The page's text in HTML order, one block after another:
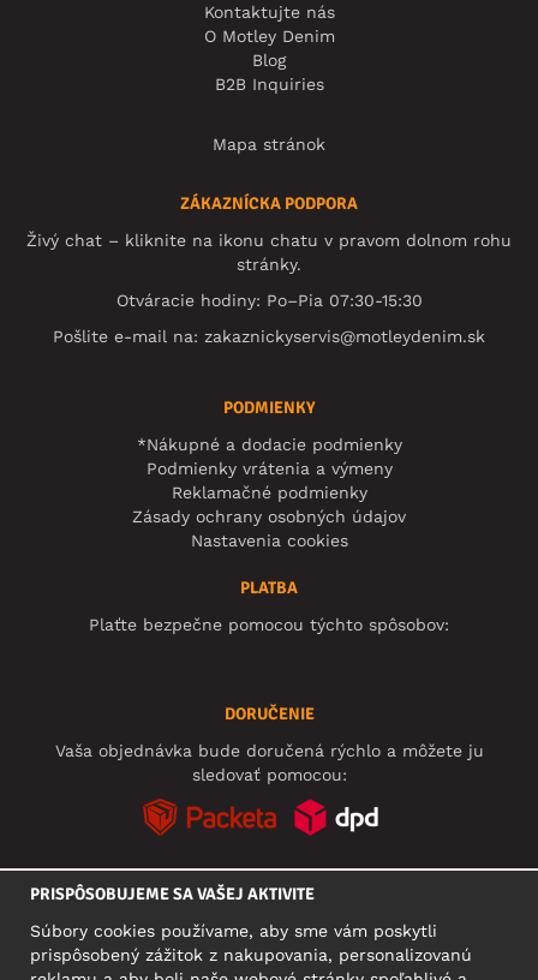
Kontaktujte nás
O Motley Denim
Blog
B2B Inquiries
Mapa stránok
ZÁKAZNÍCKA PODPORA
Živý chat – kliknite na ikonu chatu v pravom dolnom rohu
stránky.
Otváracie hodiny: Po–Pia 07:30-15:30
Pošlite e-mail na: zakaznickyservis@motleydenim.sk
PODMIENKY
*Nákupné a dodacie podmienky
Podmienky vrátenia a výmeny
Reklamačné podmienky
Zásady ochrany osobných údajov
Nastavenia cookies
PLATBA
Plaťte bezpečne pomocou týchto spôsobov:
DORUČENIE
Vaša objednávka bude doručená rýchlo a môžete ju
sledovať pomocou:
PRISPÔSOBUJEME SA VAŠEJ AKTIVITE
Súbory cookies používame, aby sme vám poskytli
prispôsobený zážitok z nakupovania, personalizovanú